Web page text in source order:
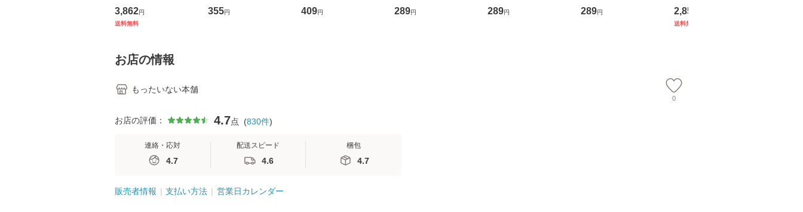
の看護マネジメントス
キル 改訂第3版 (看護
堂 [単行
3,862円
送料無料
ーンレコード [CD]
【メール便送料無料】
355円
の正しい理解と克服法
(SB新書 572) / 岡田尊
409円
かり / [CD]【メール便
送料無料】
289円
盤） / 清水翔太×加藤
ミリヤ / [CD]【メール
289円
歴、知覚の錯誤 （講
談社現代新書） / 下条
289円
ブエナ・ビスタ・ホー
ム・エンターテイメン
2,852
送料無料
お店の情報
もったいない本舗
0
お店の評価： 4.7点 (830件)
連絡・応対
4.7
配送スピード
4.6
梱包
4.7
販売者情報 支払い方法 営業日カレンダー